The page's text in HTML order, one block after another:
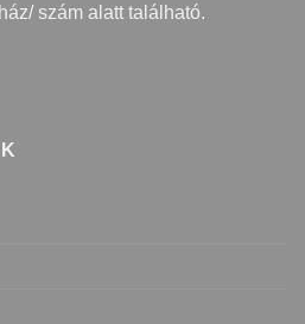
szám alatt található.